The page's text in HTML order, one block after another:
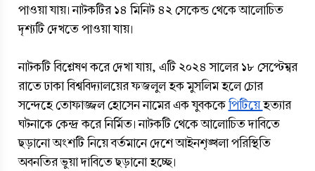
পাওয়া যায়। নাটকটির ১৪ মিনিট ৪২ সেকেন্ড থেকে আলোচিত
দৃশ্যটি দেখতে পাওয়া যায়।
নাটকটি বিশ্লেষণ করে দেখা যায়, এটি ২০২৪ সালের ১৮ সেপ্টেম্বর
রাতে ঢাকা বিশ্ববিদ্যালয়ের ফজলুল হক মুসলিম হলে চোর
সন্দেহে তোফাজ্জল হোসেন নামের এক যুবককে পিটিয়ে হত্যার
ঘটনাকে কেন্দ্র করে নির্মিত। নাটকটি থেকে আলোচিত দাবিতে
ছড়ানো অংশটি নিয়ে বর্তমানে দেশে আইনশৃঙ্খলা পরিস্থিতি
অবনতির ভুয়া দাবিতে ছড়ানো হচ্ছে।